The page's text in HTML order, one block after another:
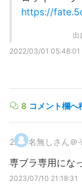
https://
出
2022/03/01 05:48:01
8 コメント欄へ
2. 名無しさん＠
専ブラ専用にな
2023/07/10 21:18:31